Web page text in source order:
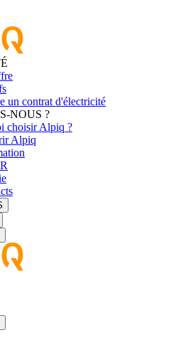
un contrat d'électricité
NOUS ?
choisir Alpiq ?
Alpiq